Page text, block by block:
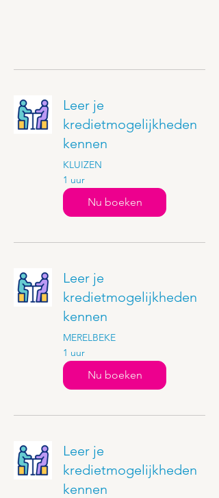
Leer je
kredietmogelijkheden
kennen
KLUIZEN
1 uur
Nu boeken
Leer je
kredietmogelijkheden
kennen
MERELBEKE
1 uur
Nu boeken
Leer je
kredietmogelijkheden
kennen